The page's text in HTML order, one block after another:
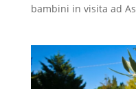
bambini in visita ad